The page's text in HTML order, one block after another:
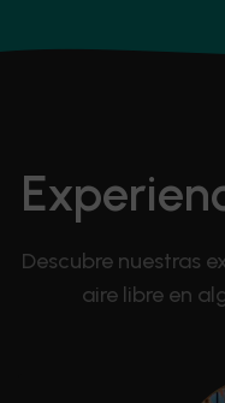
Descubre nuestras
aire libre en